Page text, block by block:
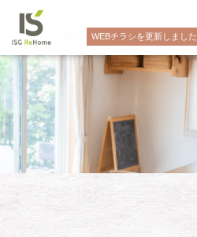
WEBチラシを更新しました